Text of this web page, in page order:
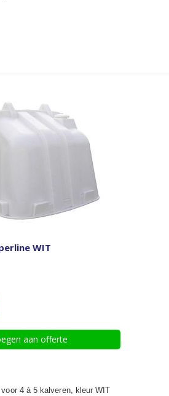
WIT
aan offerte
4 à 5 kalveren, kleur WIT